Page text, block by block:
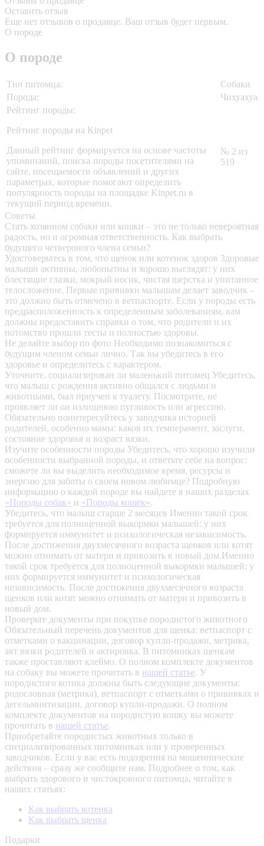
Оставить отзыв
Еще нет отзывов о продавце. Ваш отзыв будет первым.
О породе
О породе
Тип питомца:
Собаки
Порода:
Чихуахуа
Рейтинг породы:
Рейтинг породы на Kinpet
Данный рейтинг формируется на основе частоты
упоминаний, поиска породы посетителями на
сайте, посещаемости объявлений и других
параметрах, которые помогают определить
популярность породы на площадке Kinpet.ru в
текущий период времени.
№ 2 из
519
Советы
Стать хозяином собаки или кошки – это не только невероятная
радость, но и огромная ответственность. Как выбрать
будущего четвероного члена семьи?
Удостоверьтесь в том, что щенок или котенок здоров Здоровые
малыши активны, любопытны и хорошо выглядят: у них
блестящие глазки, мокрый носик, чистая шерстка и упитанное
телосложение. Первые прививки малышам делает заводчик –
это должно быть отмечено в ветпаспорте. Если у породы есть
предрасположенность к определенным заболеваниям, вам
должны предоставить справки о том, что родители и их
потомство прошли тесты и полностью здоровы.
Не делайте выбор по фото Необходимо познакомиться с
будущим членом семьи лично. Так вы убедитесь в его
здоровье и определитесь с характером.
Уточните, социализирован ли маленький питомец Убедитесь,
что малыш с рождения активно общался с людьми и
животными, был приучен к туалету. Посмотрите, не
проявляет ли он излишнюю пугливость или агрессию.
Обязательно поинтересуйтесь у заводчика историей
родителей, особенно мамы: каков их темперамент, заслуги,
состояние здоровья и возраст вязки.
Изучите особенности породы Убедитесь, что хорошо изучили
особенности выбранной породы, и ответьте себе на вопрос:
сможете ли вы выделить необходимое время, ресурсы и
энергию для заботы о своем новом любимце? Подробную
информацию о каждой породе вы найдете в наших разделах
«Породы собак» и «Породы кошек».
Убедитесь, что малыш старше 2 месяцев Именно такой срок
требуется для полноценной выкормки малышей: у них
формируется иммунитет и психологическая независимость.
После достижения двухмесячного возраста щенков или котят
можно отнимать от матери и привозить в новый дом.Именно
такой срок требуется для полноценной выкормки малышей: у
них формируется иммунитет и психологическая
независимость. После достижения двухмесячного возраста
щенков или котят можно отнимать от матери и привозить в
новый дом.
Проверьте документы при покупке породистого животного
Обязательный перечень документов для щенка: ветпаспорт с
отметками о вакцинации, договор купли-продажи, метрика,
акт вязки родителей и актировка. В питомниках щенкам
также проставляют клеймо. О полном комплекте документов
на собаку вы можете прочитать в нашей статье. У
породистого котика должны быть следующие документы:
родословная (метрика), ветпаспорт с отметками о прививках и
дегельминтизации, договор купли-продажи. О полном
комплекте документов на породистую кошку вы можете
прочитать в нашей статье.
Приобретайте породистых животных только в
специализированных питомниках или у проверенных
заводчиков. Если у вас есть подозрения на мошеннические
действия – сразу же сообщите нам. Подробнее о том, как
выбрать здорового и чистокровного питомца, читайте в
наших статьях:
Как выбрать котенка
Как выбрать щенка
Подарки